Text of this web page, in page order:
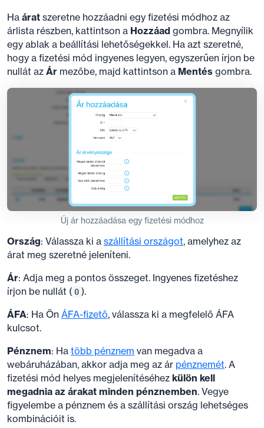
Ha árat szeretne hozzáadni egy fizetési módhoz az
árlista részben, kattintson a Hozzáad gombra. Megnyílik
egy ablak a beállítási lehetőségekkel. Ha azt szeretné,
hogy a fizetési mód ingyenes legyen, egyszerűen írjon be
nullát az Ár mezőbe, majd kattintson a Mentés gombra.
Új ár hozzáadása egy fizetési módhoz
Ország: Válassza ki a szállítási országot, amelyhez az
árat meg szeretné jeleníteni.
Ár: Adja meg a pontos összeget. Ingyenes fizetéshez
írjon be nullát ( 0 ).
ÁFA: Ha Ön ÁFA-fizető, válassza ki a megfelelő ÁFA
kulcsot.
Pénznem: Ha több pénznem van megadva a
webáruházában, akkor adja meg az ár pénznemét. A
fizetési mód helyes megjelenítéséhez külön kell
megadnia az árakat minden pénznemben. Vegye
figyelembe a pénznem és a szállítási ország lehetséges
kombinációit is.